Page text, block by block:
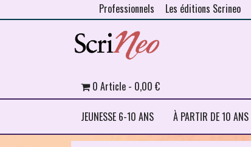
Professionnels Les éditions Scrineo
JEUNESSE 6-10 ANS À PARTIR DE 10 ANS
0 Article 0,00 €